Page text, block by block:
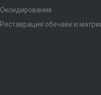
Оксидирование
Реставрация обечаек и